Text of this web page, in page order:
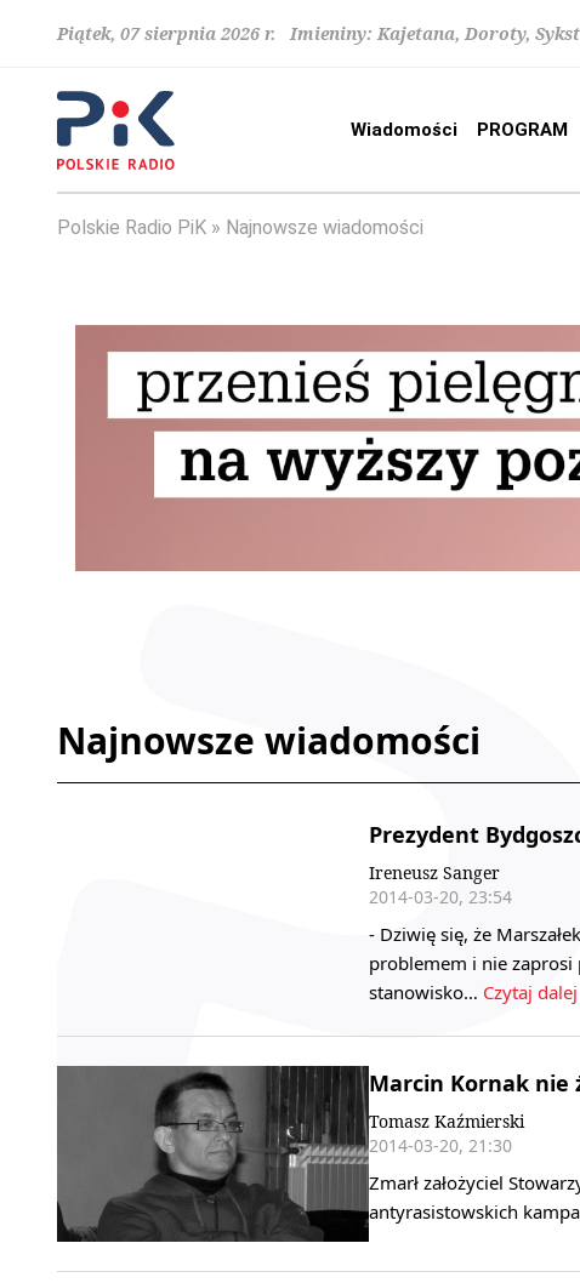
Piątek, 07 sierpnia 2026 r. Imieniny: Kajetana, Doroty,
Wiadomości PROGRAM
Polskie Radio PiK Najnowsze wiadomości
Najnowsze wiadomości
Prezydent
Ireneusz Sanger
2014-03-20, 23:54
- Dziwię się, że
problemem i nie zaprosi
stanowisko… Czytaj
Marcin Kornak nie
Tomasz Kaźmierski
2014-03-20, 21:30
Zmarł założyciel
antyrasistowskich